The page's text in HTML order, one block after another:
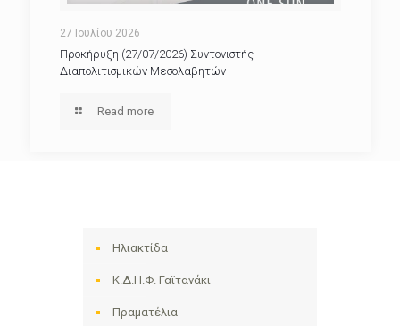
27 Ιουλίου 2026
Προκήρυξη (27/07/2026) Συντονιστής
Διαπολιτισμικών Μεσολαβητών
Read more
Ηλιακτίδα
Κ.Δ.Η.Φ. Γαϊτανάκι
Πραματέλια